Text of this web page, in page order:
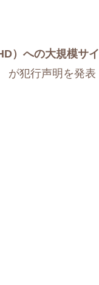
）への大規模サイ
が犯行声明を発表